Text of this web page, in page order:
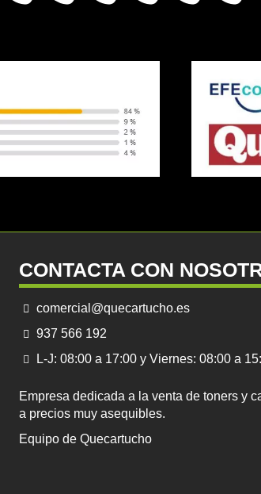
CONTACTA CON
comercial@quecartucho.es
937 566 192
L-J: 08:00 a 17:00 y Viernes: 08:00 a
Empresa dedicada a la venta de toners y
a precios muy asequibles.
Equipo de Quecartucho